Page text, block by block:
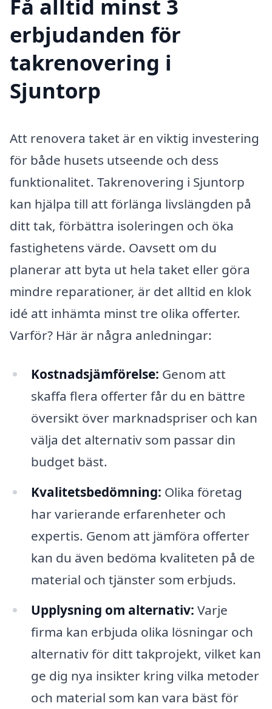
Få alltid minst 3
erbjudanden för
takrenovering i
Sjuntorp
Att renovera taket är en viktig investering
för både husets utseende och dess
funktionalitet. Takrenovering i Sjuntorp
kan hjälpa till att förlänga livslängden på
ditt tak, förbättra isoleringen och öka
fastighetens värde. Oavsett om du
planerar att byta ut hela taket eller göra
mindre reparationer, är det alltid en klok
idé att inhämta minst tre olika offerter.
Varför? Här är några anledningar:
Kostnadsjämförelse: Genom att
skaffa flera offerter får du en bättre
översikt över marknadspriser och kan
välja det alternativ som passar din
budget bäst.
Kvalitetsbedömning: Olika företag
har varierande erfarenheter och
expertis. Genom att jämföra offerter
kan du även bedöma kvaliteten på de
material och tjänster som erbjuds.
Upplysning om alternativ: Varje
firma kan erbjuda olika lösningar och
alternativ för ditt takprojekt, vilket kan
ge dig nya insikter kring vilka metoder
och material som kan vara bäst för